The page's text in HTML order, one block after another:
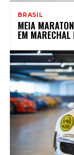
BRASIL
MEIA
EM MARECHAL